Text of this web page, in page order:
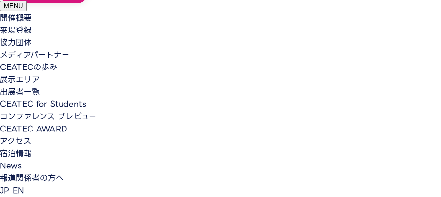
MENU
開催概要
来場登録
協力団体
メディアパートナー
CEATECの歩み
展示エリア
出展者一覧
CEATEC for Students
コンファレンス プレビュー
CEATEC AWARD
アクセス
宿泊情報
News
報道関係者の方へ
JP EN